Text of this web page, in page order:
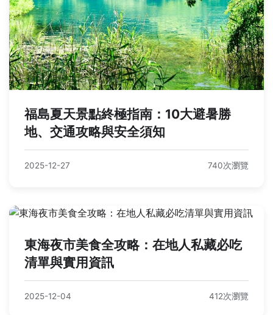
福島夏天景點終極指南：10大避暑勝
地、交通攻略與安全須知
2025-12-27 740次瀏覽
東海夜市美食全攻略：在地人私藏必吃
清單與實用資訊
2025-12-04 412次瀏覽